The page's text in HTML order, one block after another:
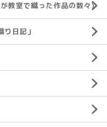
教室で織った作品の数々)
日記」